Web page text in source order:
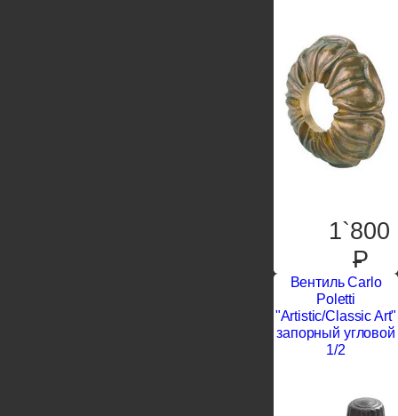
1`800
P
Вентиль Carlo
Poletti
"Artistic/Classic Art"
запорный угловой
1/2